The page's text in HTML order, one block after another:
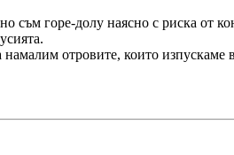
съм горе-долу наясно с риска от
отровите, които изпускаме